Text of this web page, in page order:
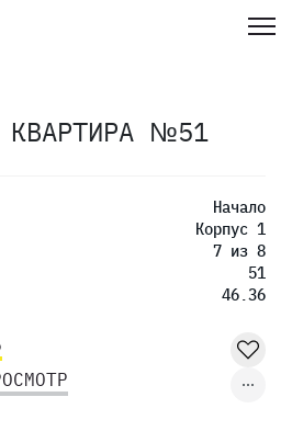
КВАРТИРА №51
Начало
Корпус 1
7 из 8
51
46.36